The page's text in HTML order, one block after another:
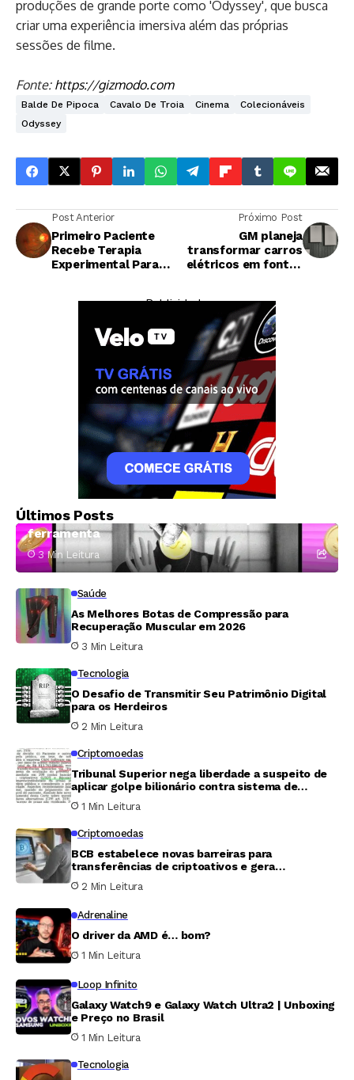
produções de grande porte como 'Odyssey', que busca
criar uma experiência imersiva além das próprias
sessões de filme.
Fonte: https://gizmodo.com
Balde De Pipoca Cavalo De Troia Cinema
Colecionáveis
Odyssey
Post Anterior
Primeiro Paciente
Recebe Terapia
Experimental Para
Próximo Post
GM planeja
transformar carros
elétricos em fontes
— Publicidade —
Últimos Posts
Tecnologia
Meetily oferece transcrição e resumo de
reuniões sem custo mensal; conheça a
ferramenta
3 Min Leitura
Saúde
As Melhores Botas de Compressão para
Recuperação Muscular em 2026
3 Min Leitura
Tecnologia
O Desafio de Transmitir Seu Patrimônio Digital
para os Herdeiros
2 Min Leitura
Criptomoedas
Tribunal Superior nega liberdade a suspeito de
aplicar golpe bilionário contra sistema de
pagamentos instantâneos
1 Min Leitura
Criptomoedas
BCB estabelece novas barreiras para
transferências de criptoativos e gera
controvérsia no setor
2 Min Leitura
Adrenaline
O driver da AMD é… bom?
1 Min Leitura
Loop Infinito
Galaxy Watch9 e Galaxy Watch Ultra2 | Unboxing
e Preço no Brasil
1 Min Leitura
Tecnologia